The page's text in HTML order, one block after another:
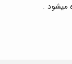
میشود .